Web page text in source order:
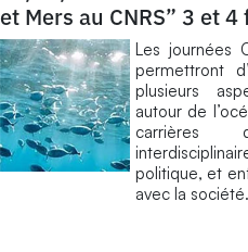
et Mers au CNRS” 3 et
Les journées
permettront
plusieurs
autour de
carrières
politique, et
avec la société.